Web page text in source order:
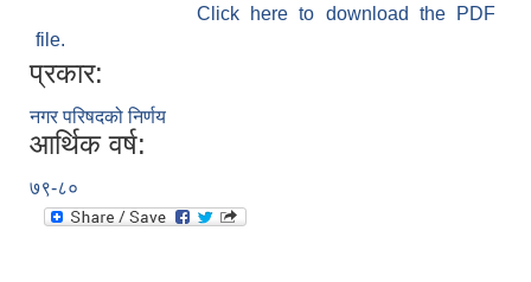
Click here to download the PDF
file.
प्रकार:
नगर परिषदको निर्णय
आर्थिक वर्ष:
७९-८०